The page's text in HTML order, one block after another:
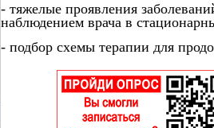
- тяжелые проявления
наблюдением врача в
- подбор схемы терапии для